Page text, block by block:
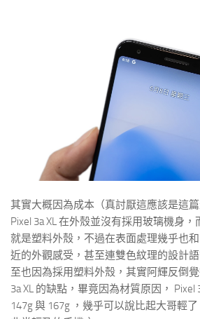
其實大概因為成本（真討厭這應該是這篇
Pixel 3a XL 在外殼並沒有採用玻璃機身
就是塑料外殼，不過在表面處理幾乎也和
近的外觀感受，甚至連雙色紋理的設計
至也因為採用塑料外殼，其實阿輝反倒
3a XL 的缺點，畢竟因為材質原因， Pixel
147g 與 167g ，幾乎可以說比起大哥輕